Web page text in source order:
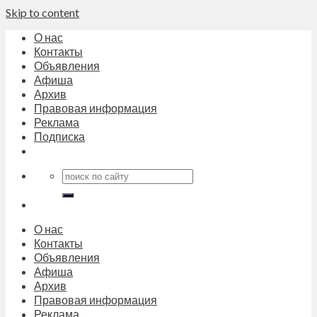
Skip to content
О нас
Контакты
Объявления
Афиша
Архив
Правовая информация
Реклама
Подписка
О нас
Контакты
Объявления
Афиша
Архив
Правовая информация
Реклама